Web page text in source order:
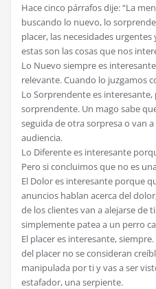
Hace cinco párrafos dije: “La
buscando lo nuevo, lo
placer, las necesidades
estas son las cosas que nos
Lo Nuevo siempre es
relevante. Cuando lo juzgamos
Lo Sorprendente es
sorprendente. Un mago sabe
seguida de otra sorpresa o van
audiencia.
Lo Diferente es interesante
Pero si concluimos que no es
El Dolor es interesante porque
anuncios hablan acerca del
de los clientes van a alejarse de
simplemente patea a un perro
El placer es interesante,
del placer no se consideran
manipulada por ti y vas a ser
estafador, una serpiente.